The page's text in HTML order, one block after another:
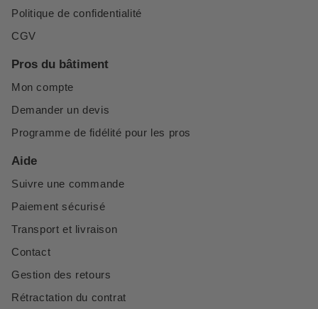
Politique de confidentialité
CGV
Pros du bâtiment
Mon compte
Demander un devis
Programme de fidélité pour les pros
Aide
Suivre une commande
Paiement sécurisé
Transport et livraison
Contact
Gestion des retours
Rétractation du contrat